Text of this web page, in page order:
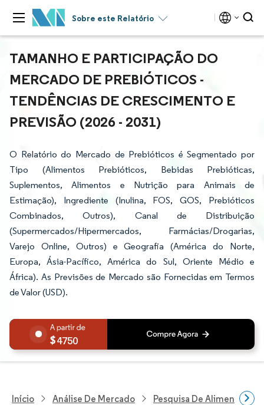
Sobre este Relatório
TAMANHO E PARTICIPAÇÃO DO
MERCADO DE PREBIÓTICOS -
TENDÊNCIAS DE CRESCIMENTO E
PREVISÃO (2026 - 2031)
O Relatório do Mercado de Prebióticos é Segmentado por
Tipo (Alimentos Prebióticos, Bebidas Prebióticas,
Suplementos, Alimentos e Nutrição para Animais de
Estimação), Ingrediente (Inulina, FOS, GOS, Prebióticos
Combinados, Outros), Canal de Distribuição
(Supermercados/Hipermercados, Farmácias/Drogarias,
Varejo Online, Outros) e Geografia (América do Norte,
Europa, Ásia-Pacífico, América do Sul, Oriente Médio e
África). As Previsões de Mercado são Fornecidas em Termos
de Valor (USD).
4750
Início Análise De Mercado Pesquisa De Alimentos E